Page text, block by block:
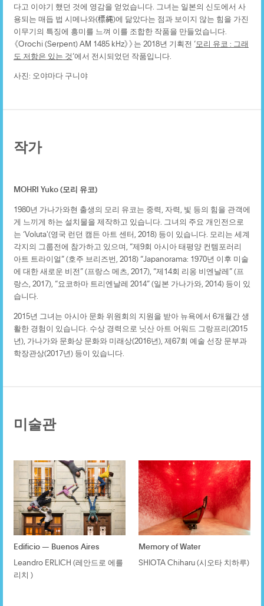
다고 이야기 했던 것에 영감을 얻었습니다. 그녀는 일본의 신도에서 사
용되는 매듭 법 시메나와(標縄)에 닮았다는 점과 보이지 않는 힘을 가진
이무기의 특징에 흥미를 느껴 이를 조합한 작품을 만들었습니다.
《Orochi (Serpent) AM 1485 kHz》》는 2018년 기획전 ‘모리 유코 : 그래
도 저항은 있는 것’에서 전시되었던 작품입니다.
사진: 오야마다 구니야
작가
MOHRI Yuko (모리 유코)
1980년 가나가와현 출생의 모리 유코는 중력, 자력, 빛 등의 힘을 관객에
게 느끼게 하는 설치물을 제작하고 있습니다. 그녀의 주요 개인전으로
는 ‘Voluta'(영국 런던 캠든 아트 센터, 2018) 등이 있습니다. 모리는 세계
각지의 그룹전에 참가하고 있으며, “제9회 아시아 태평양 컨템포러리
아트 트라이얼” (호주 브리즈번, 2018) “Japanorama: 1970년 이후 미술
에 대한 새로운 비전” (프랑스 메츠, 2017), “제14회 리옹 비엔날레” (프
랑스, 2017), “요코하마 트리엔날레 2014” (일본 가나가와, 2014) 등이 있
습니다.
2015년 그녀는 아시아 문화 위원회의 지원을 받아 뉴욕에서 6개월간 생
활한 경험이 있습니다. 수상 경력으로 닛산 아트 어워드 그랑프리(2015
년), 가나가와 문화상 문화와 미래상(2016년), 제67회 예술 선장 문부과
학장관상(2017년) 등이 있습니다.
미술관
Edificio — Buenos Aires
Leandro ERLICH (레안드로 에를
리치 )
Memory of Water
SHIOTA Chiharu (시오타 치하루)